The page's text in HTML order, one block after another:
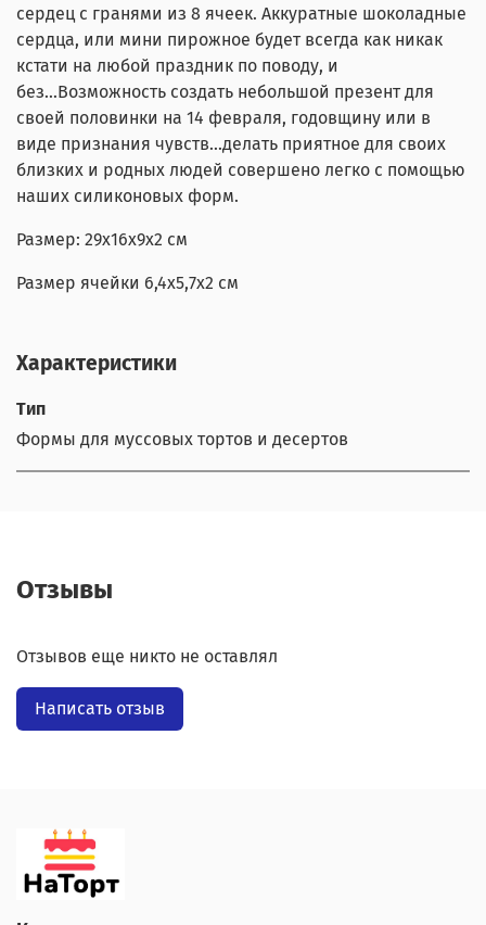
сердец с гранями из 8 ячеек. Аккуратные шоколадные
сердца, или мини пирожное будет всегда как никак
кстати на любой праздник по поводу, и
без...Возможность создать небольшой презент для
своей половинки на 14 февраля, годовщину или в
виде признания чувств...делать приятное для своих
близких и родных людей совершено легко с помощью
наших силиконовых форм.
Размер: 29x16x9x2 см
Размер ячейки 6,4x5,7x2 см
Характеристики
Тип
Формы для муссовых тортов и десертов
Отзывы
Отзывов еще никто не оставлял
Написать отзыв